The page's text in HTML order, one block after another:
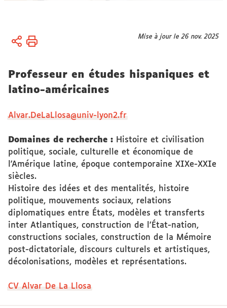
Vous
Accueil
Chercheur.es
titulaires
Mise à jour le 26 nov. 2025
Professeur en études hispaniques et
latino-américaines
Alvar.DeLaLlosa@univ-lyon2.fr
Domaines de recherche : Histoire et civilisation
politique, sociale, culturelle et économique de
l'Amérique latine, époque contemporaine XIXe-XXIe
siècles.
Histoire des idées et des mentalités, histoire
politique, mouvements sociaux, relations
diplomatiques entre États, modèles et transferts
inter Atlantiques, construction de l’État-nation,
constructions sociales, construction de la Mémoire
post-dictatoriale, discours culturels et artistiques,
décolonisations, modèles et représentations.
CV Alvar De La Llosa